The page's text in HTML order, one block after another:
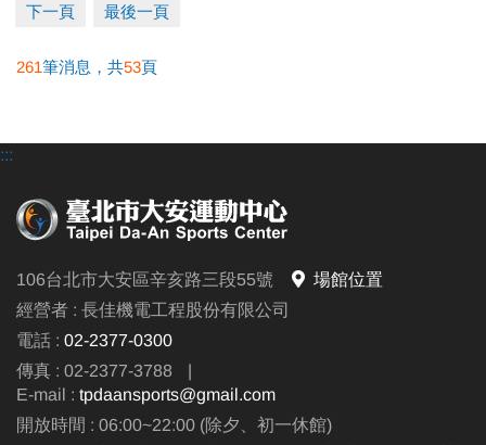
下一頁 最後一頁
261筆消息，共53頁
:::
106台北市大安區辛亥路三段55號
場館位置
經營者 : 長佳機電工程股份有限公司
電話 : 02-2377-0300
傳真 : 02-2377-3788
|
E-mail : tpdaansports@gmail.com
開放時間 : 06:00~22:00 (除夕、初一休館)